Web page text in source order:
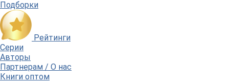
Подборки
Рейтинги
Серии
Авторы
Партнерам / О нас
Книги оптом